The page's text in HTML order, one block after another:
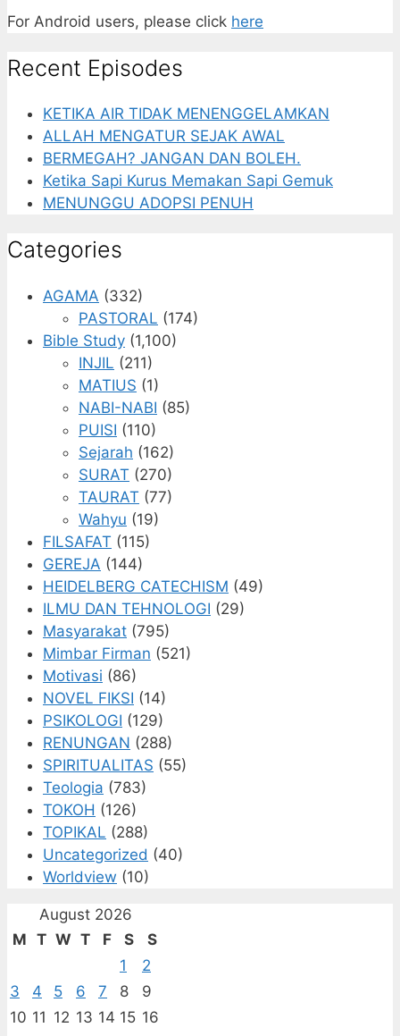
For Android users, please click here
Recent Episodes
KETIKA AIR TIDAK MENENGGELAMKAN
ALLAH MENGATUR SEJAK AWAL
BERMEGAH? JANGAN DAN BOLEH.
Ketika Sapi Kurus Memakan Sapi Gemuk
MENUNGGU ADOPSI PENUH
Categories
AGAMA (332)
PASTORAL (174)
Bible Study (1,100)
INJIL (211)
MATIUS (1)
NABI-NABI (85)
PUISI (110)
Sejarah (162)
SURAT (270)
TAURAT (77)
Wahyu (19)
FILSAFAT (115)
GEREJA (144)
HEIDELBERG CATECHISM (49)
ILMU DAN TEHNOLOGI (29)
Masyarakat (795)
Mimbar Firman (521)
Motivasi (86)
NOVEL FIKSI (14)
PSIKOLOGI (129)
RENUNGAN (288)
SPIRITUALITAS (55)
Teologia (783)
TOKOH (126)
TOPIKAL (288)
Uncategorized (40)
Worldview (10)
August 2026
M T W T F S
S
1
2
3
4 5 6 7 8
9
10 11 12 13 14 15 16